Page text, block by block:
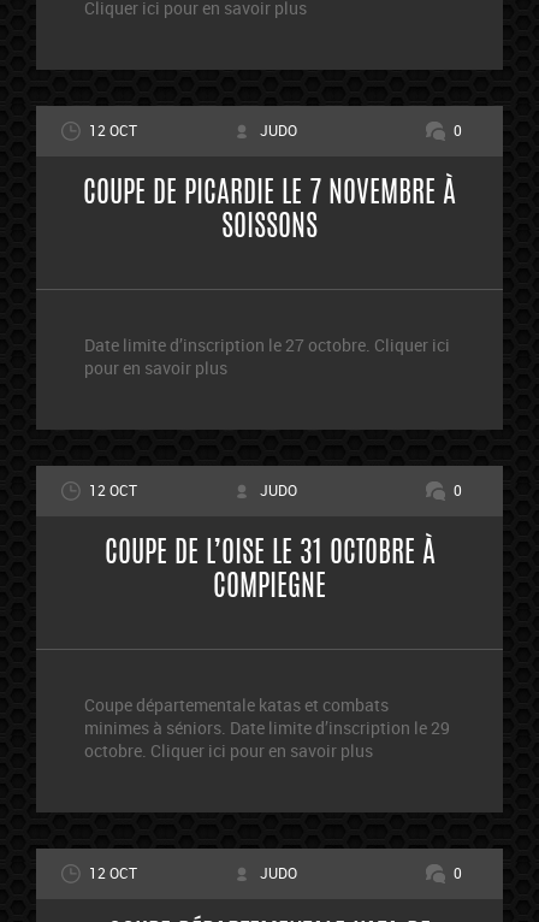
Cliquer ici pour en savoir plus
12 OCT JUDO 0
COUPE DE PICARDIE LE 7 NOVEMBRE À
SOISSONS
Date limite d’inscription le 27 octobre. Cliquer ici
pour en savoir plus
12 OCT JUDO 0
COUPE DE L’OISE LE 31 OCTOBRE À
COMPIEGNE
Coupe départementale katas et combats
minimes à séniors. Date limite d’inscription le 29
octobre. Cliquer ici pour en savoir plus
12 OCT JUDO 0